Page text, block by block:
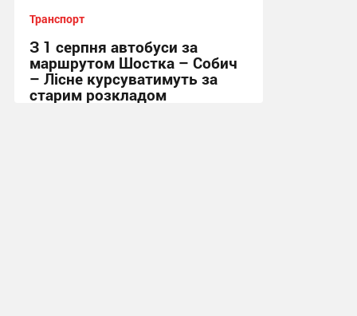
Транспорт
З 1 серпня автобуси за
маршрутом Шостка – Собич
– Лісне курсуватимуть за
старим розкладом